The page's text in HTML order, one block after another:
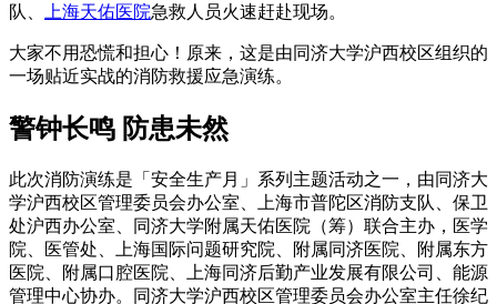
队、
上海天佑医院急救人员火速赶赴现场。
大家不用恐慌和担心！原来，这是由同济大学沪西校区组织的
一场贴近实战的消防救援应急演练。
警钟长鸣 防患未然
此次消防演练是「安全生产月」系列主题活动之一，由同济大
学沪西校区管理委员会办公室、上海市普陀区消防支队、保卫
处沪西办公室、同济大学附属天佑医院（筹）联合主办，医学
院、医管处、上海国际问题研究院、附属同济医院、附属东方
医院、附属口腔医院、上海同济后勤产业发展有限公司、能源
管理中心协办。同济大学沪西校区管理委员会办公室主任徐纪